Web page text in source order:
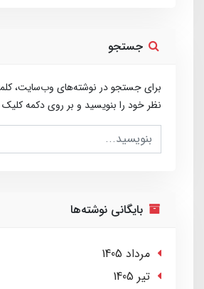
جستجو
برای جستجو در نوشته‌های وب‌سایت،
نظر خود را بنویسید و بر روی دکمه کلیک
بایگانی نوشته‌ها
مرداد 1405
تير 1405